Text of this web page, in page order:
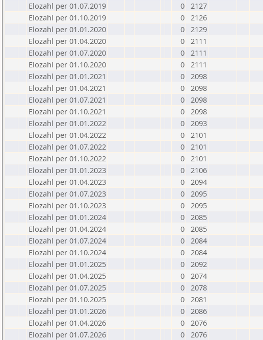
Elozahl per 01.07.2019
0 2127
Elozahl per 01.10.2019
0 2126
Elozahl per 01.01.2020
0 2129
Elozahl per 01.04.2020
0 2111
Elozahl per 01.07.2020
0 2111
Elozahl per 01.10.2020
0 2111
Elozahl per 01.01.2021
0 2098
Elozahl per 01.04.2021
0 2098
Elozahl per 01.07.2021
0 2098
Elozahl per 01.10.2021
0 2098
Elozahl per 01.01.2022
0 2093
Elozahl per 01.04.2022
0 2101
Elozahl per 01.07.2022
0 2101
Elozahl per 01.10.2022
0 2101
Elozahl per 01.01.2023
0 2106
Elozahl per 01.04.2023
0 2094
Elozahl per 01.07.2023
0 2095
Elozahl per 01.10.2023
0 2095
Elozahl per 01.01.2024
0 2085
Elozahl per 01.04.2024
0 2085
Elozahl per 01.07.2024
0 2084
Elozahl per 01.10.2024
0 2084
Elozahl per 01.01.2025
0 2092
Elozahl per 01.04.2025
0 2074
Elozahl per 01.07.2025
0 2078
Elozahl per 01.10.2025
0 2081
Elozahl per 01.01.2026
0 2086
Elozahl per 01.04.2026
0 2076
Elozahl per 01.07.2026
0 2076